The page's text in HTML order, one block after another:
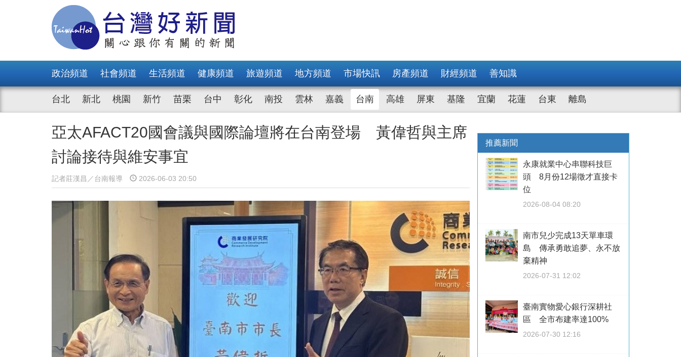
政治頻道 社會頻道 生活頻道 健康頻道 旅遊頻道 地方頻道 市場快訊 房產頻道 財經頻道 善知識
台北 新北 桃園 新竹 苗栗 台中 彰化 南投 雲林 嘉義 台南 高雄 屏東 基隆 宜蘭 花蓮 台東 離島
亞太AFACT20國會議與國際論壇將在台南登場 黃偉哲與主席
討論接待與維安事宜
記者莊漢昌／台南報導 2026-06-03 20:50
推薦新聞
永康就業中心串聯科技巨
頭 8月份12場徵才直接卡
位
2026-08-04 08:20
南市兒少完成13天單車環
島 傳承勇敢追夢、永不放
棄精神
2026-07-31 12:02
臺南實物愛心銀行深耕社
區 全市布建率達100%
2026-07-30 12:16